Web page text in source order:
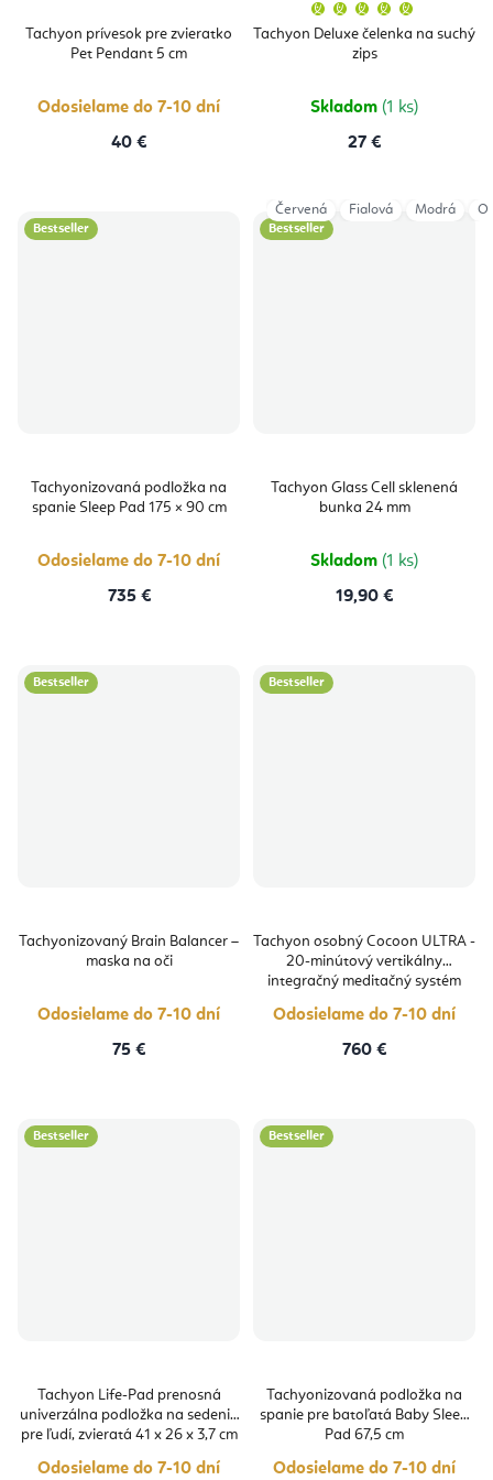
Tachyon prívesok pre zvieratko
Pet Pendant 5 cm
Odosielame do 7-10 dní
40 €
Tachyon Deluxe čelenka na suchý
zips
produktu
je
Skladom (1 ks)
27 €
Bestseller
Tachyonizovaná podložka na
spanie Sleep Pad 175 × 90 cm
Odosielame do 7-10 dní
735 €
Bestseller
Tachyon Glass Cell sklenená
bunka 24 mm
Skladom (1 ks)
19,90 €
Červená Fialová Modrá
Bestseller
Tachyonizovaný Brain Balancer –
maska na oči
Odosielame do 7-10 dní
75 €
Bestseller
Tachyon osobný Cocoon ULTRA -
20-minútový vertikálny
integračný meditačný systém
Odosielame do 7-10 dní
760 €
Bestseller
Tachyon Life-Pad prenosná
univerzálna podložka na sedenie
pre ľudí, zvieratá 41 x 26 x 3,7 cm
Odosielame do 7-10 dní
Bestseller
Tachyonizovaná podložka na
spanie pre batoľatá Baby Sleep
Pad 67,5 cm
Odosielame do 7-10 dní